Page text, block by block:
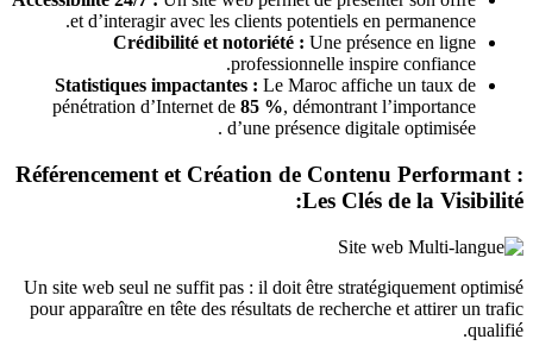
et d’interagir avec les clients potentiels en permanence.
Crédibilité et notoriété : Une présence en ligne
professionnelle inspire confiance.
Statistiques impactantes : Le Maroc affiche un taux de
pénétration d’Internet de 85 %, démontrant l’importance
d’une présence digitale optimisée .
Référencement et Création de Contenu Performant :
Les Clés de la Visibilité:
Un site web seul ne suffit pas : il doit être stratégiquement optimisé
pour apparaître en tête des résultats de recherche et attirer un trafic
qualifié.